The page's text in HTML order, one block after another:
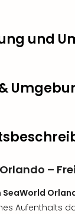
und
–
SeaWorld
Aufenthalts